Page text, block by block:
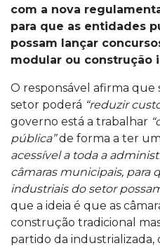
com a nova
para que as entidades
possam lançar
modular ou construção
O responsável afirma que
setor poderá “reduzir
governo está a trabalhar
pública”de forma a ter um
acessível a toda a
câmaras municipais, para
industriais do setor
que a ideia é que as
construção tradicional
partido da